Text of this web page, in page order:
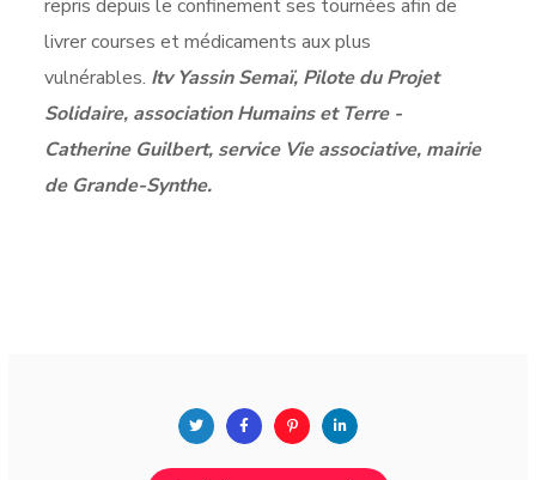
repris depuis le confinement ses tournées afin de
livrer courses et médicaments aux plus
vulnérables. Itv Yassin Semaï, Pilote du Projet
Solidaire, association Humains et Terre -
Catherine Guilbert, service Vie associative, mairie
de Grande-Synthe.